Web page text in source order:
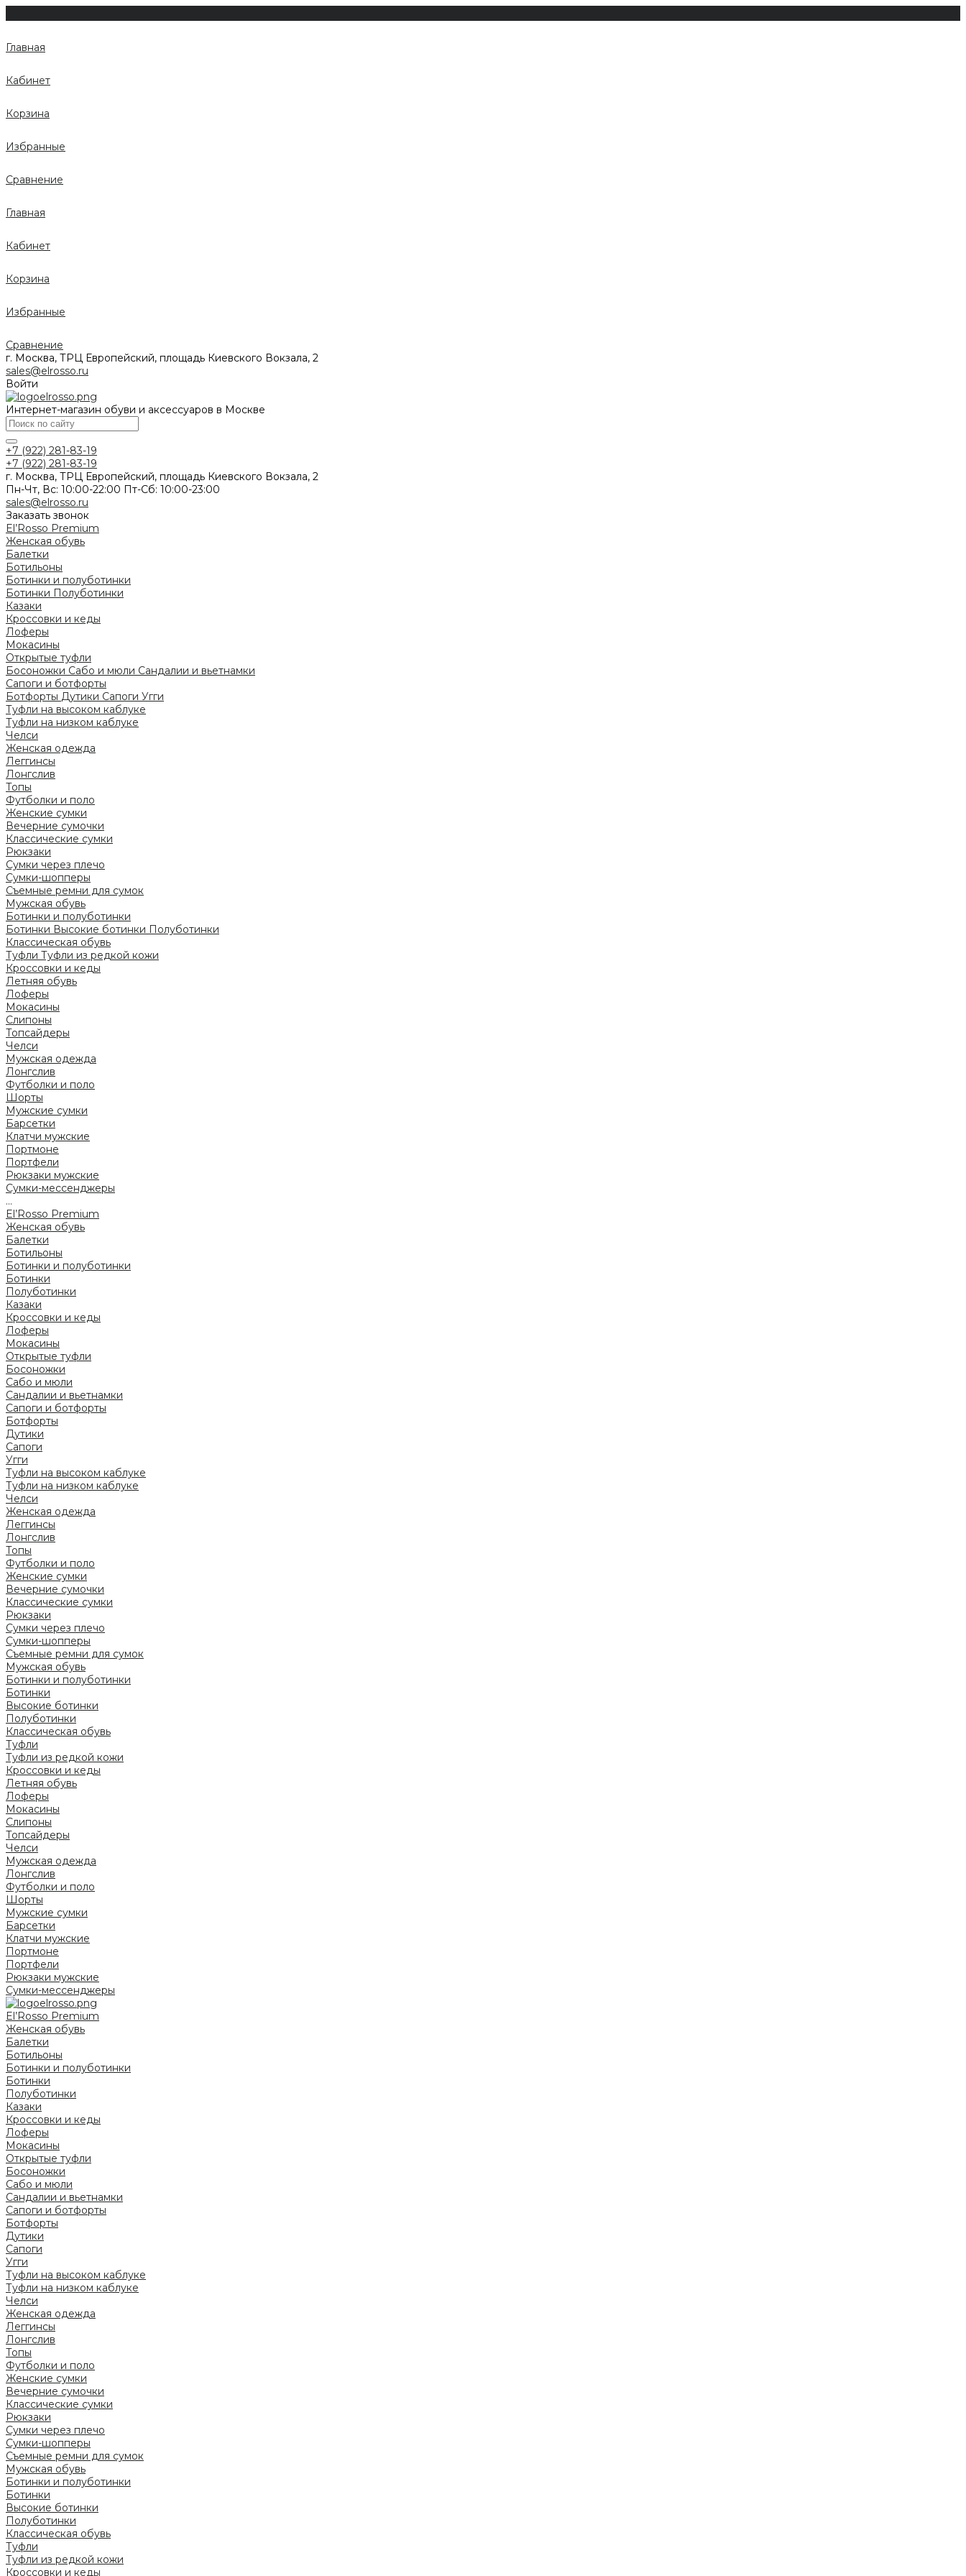
Главная
Кабинет
Корзина
Избранные
Сравнение
Главная
Кабинет
Корзина
Избранные
Сравнение
г. Москва, ТРЦ Европейский, площадь Киевского Вокзала, 2
sales@elrosso.ru
Войти
Интернет-магазин обуви и аксессуаров в Москве
+7 (922) 281-83-19
+7 (922) 281-83-19
г. Москва, ТРЦ Европейский, площадь Киевского Вокзала, 2
Пн-Чт, Вс: 10:00-22:00 Пт-Сб: 10:00-23:00
sales@elrosso.ru
Заказать звонок
El’Rosso Premium
Женская обувь
Балетки
Ботильоны
Ботинки и полуботинки
Ботинки Полуботинки
Казаки
Кроссовки и кеды
Лоферы
Мокасины
Открытые туфли
Босоножки Сабо и мюли Сандалии и вьетнамки
Сапоги и ботфорты
Ботфорты Дутики Сапоги Угги
Туфли на высоком каблуке
Туфли на низком каблуке
Челси
Женская одежда
Леггинсы
Лонгслив
Топы
Футболки и поло
Женские сумки
Вечерние сумочки
Классические сумки
Рюкзаки
Сумки через плечо
Сумки-шопперы
Съемные ремни для сумок
Мужская обувь
Ботинки и полуботинки
Ботинки Высокие ботинки Полуботинки
Классическая обувь
Туфли Туфли из редкой кожи
Кроссовки и кеды
Летняя обувь
Лоферы
Мокасины
Слипоны
Топсайдеры
Челси
Мужская одежда
Лонгслив
Футболки и поло
Шорты
Мужские сумки
Барсетки
Клатчи мужские
Портмоне
Портфели
Рюкзаки мужские
Сумки-мессенджеры
...
El’Rosso Premium
Женская обувь
Балетки
Ботильоны
Ботинки и полуботинки
Ботинки
Полуботинки
Казаки
Кроссовки и кеды
Лоферы
Мокасины
Открытые туфли
Босоножки
Сабо и мюли
Сандалии и вьетнамки
Сапоги и ботфорты
Ботфорты
Дутики
Сапоги
Угги
Туфли на высоком каблуке
Туфли на низком каблуке
Челси
Женская одежда
Леггинсы
Лонгслив
Топы
Футболки и поло
Женские сумки
Вечерние сумочки
Классические сумки
Рюкзаки
Сумки через плечо
Сумки-шопперы
Съемные ремни для сумок
Мужская обувь
Ботинки и полуботинки
Ботинки
Высокие ботинки
Полуботинки
Классическая обувь
Туфли
Туфли из редкой кожи
Кроссовки и кеды
Летняя обувь
Лоферы
Мокасины
Слипоны
Топсайдеры
Челси
Мужская одежда
Лонгслив
Футболки и поло
Шорты
Мужские сумки
Барсетки
Клатчи мужские
Портмоне
Портфели
Рюкзаки мужские
Сумки-мессенджеры
El’Rosso Premium
Женская обувь
Балетки
Ботильоны
Ботинки и полуботинки
Ботинки
Полуботинки
Казаки
Кроссовки и кеды
Лоферы
Мокасины
Открытые туфли
Босоножки
Сабо и мюли
Сандалии и вьетнамки
Сапоги и ботфорты
Ботфорты
Дутики
Сапоги
Угги
Туфли на высоком каблуке
Туфли на низком каблуке
Челси
Женская одежда
Леггинсы
Лонгслив
Топы
Футболки и поло
Женские сумки
Вечерние сумочки
Классические сумки
Рюкзаки
Сумки через плечо
Сумки-шопперы
Съемные ремни для сумок
Мужская обувь
Ботинки и полуботинки
Ботинки
Высокие ботинки
Полуботинки
Классическая обувь
Туфли
Туфли из редкой кожи
Кроссовки и кеды